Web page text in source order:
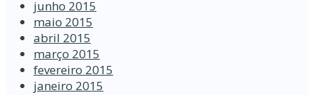
junho 2015
maio 2015
abril 2015
março 2015
fevereiro 2015
janeiro 2015